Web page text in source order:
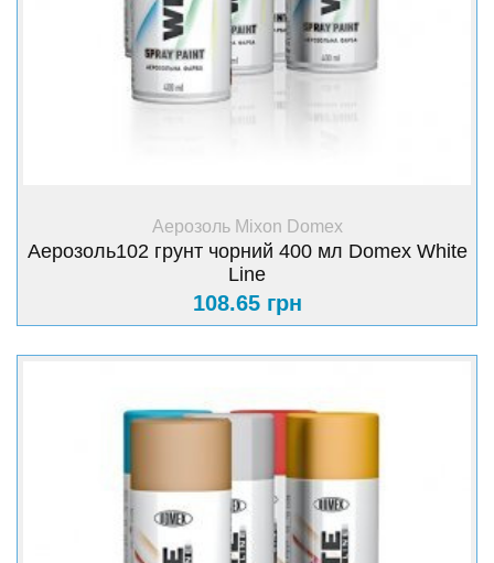
+ Купити
Аерозоль Mixon Domex
Аерозоль102 грунт чорний 400 мл Domex White
Line
108.65 грн